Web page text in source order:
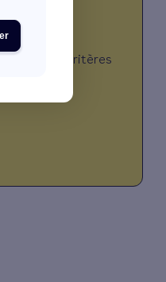
plusieurs critères